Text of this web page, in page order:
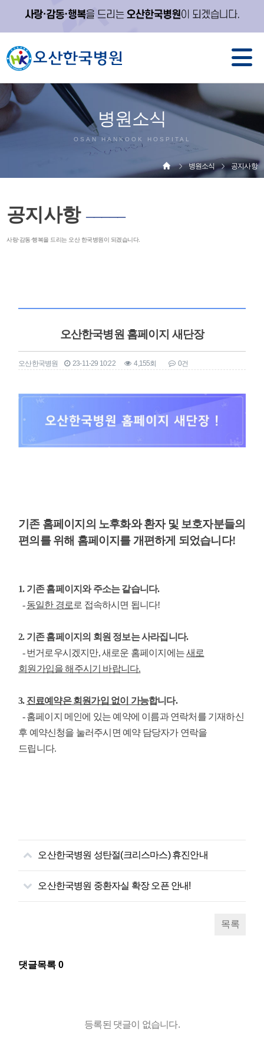
병원소식
OSAN HANKOOK HOSPITAL
병원소식 공지사항
공지사항 ─────
사랑·감동·행복을 드리는 오산 한국병원이 되겠습니다.
오산한국병원 홈페이지 새단장
오산한국병원 23-11-29 10:22 4,155회 0건
본문
기존 홈페이지의 노후화와 환자 및 보호자분들의
편의를 위해 홈페이지를 개편하게 되었습니다!
1. 기존 홈페이지와 주소는 같습니다.
-동일한 경로로 접속하시면 됩니다!
2. 기존 홈페이지의 회원 정보는 사라집니다.
- 번거로우시겠지만, 새로운 홈페이지에는새로
회원가입을 해주시기 바랍니다.
3. 진료예약은 회원가입 없이 가능합니다.
- 홈페이지 메인에 있는 예약에 이름과 연락처를 기재하신
후 예약신청을 눌러주시면 예약 담당자가 연락을
드립니다.
오산한국병원 성탄절(크리스마스) 휴진안내
오산한국병원 중환자실 확장 오픈 안내!
목록
댓글목록0
등록된 댓글이 없습니다.